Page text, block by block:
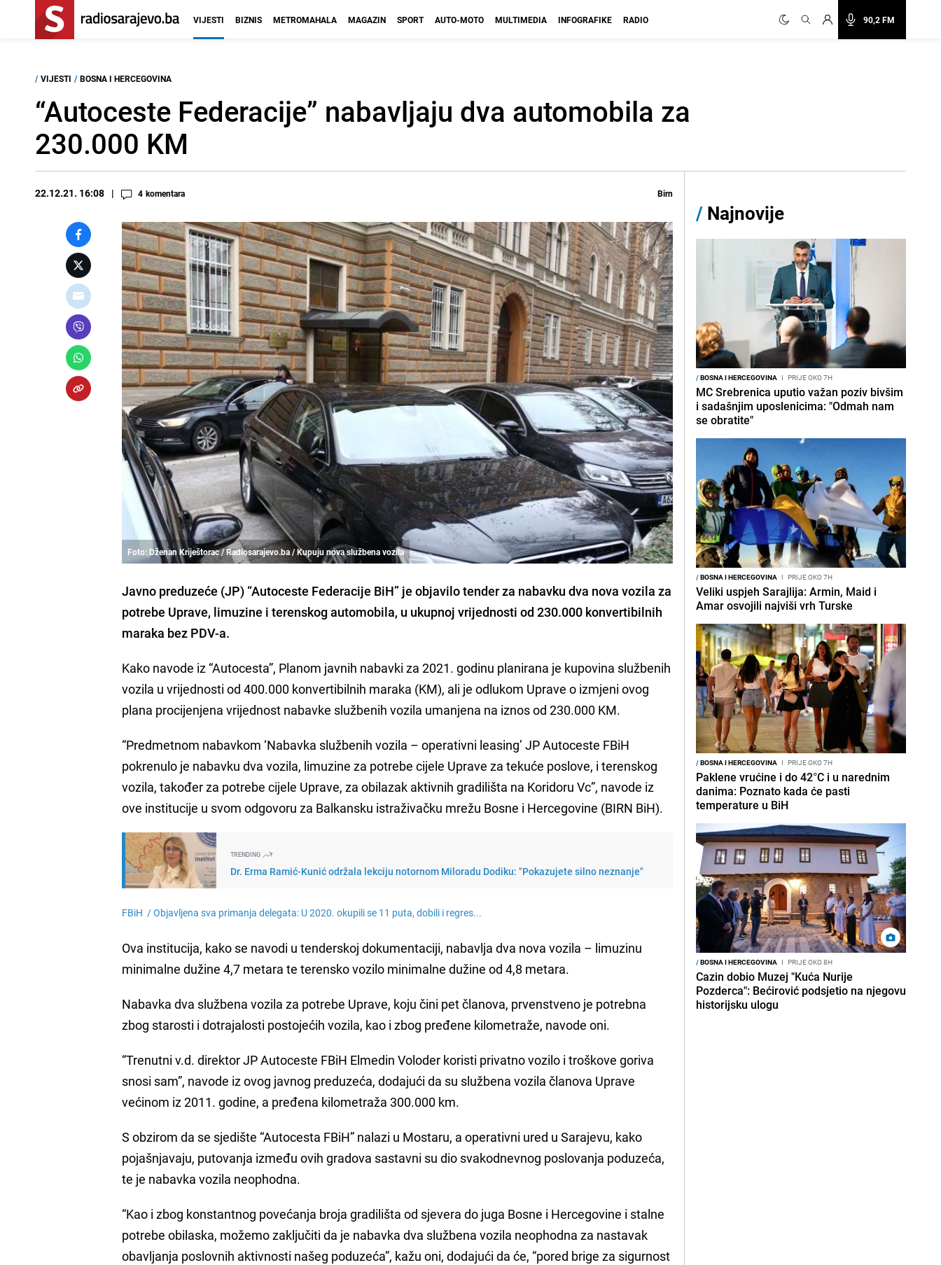
90,2 FM
VIJESTI BIZNIS METROMAHALA MAGAZIN SPORT AUTO-MOTO MULTIMEDIA INFOGRAFIKE RADIO
/ VIJESTI / BOSNA I HERCEGOVINA
“Autoceste Federacije” nabavljaju dva automobila za
230.000 KM
22.12.21. 16:08 4 komentara Birn
Foto: Dženan Kriještorac / Radiosarajevo.ba / Kupuju nova službena vozila
Javno preduzeće (JP) “Autoceste Federacije BiH” je objavilo tender za nabavku dva nova vozila za
potrebe Uprave, limuzine i terenskog automobila, u ukupnoj vrijednosti od 230.000 konvertibilnih
maraka bez PDV-a.
Kako navode iz “Autocesta”, Planom javnih nabavki za 2021. godinu planirana je kupovina službenih
vozila u vrijednosti od 400.000 konvertibilnih maraka (KM), ali je odlukom Uprave o izmjeni ovog
plana procijenjena vrijednost nabavke službenih vozila umanjena na iznos od 230.000 KM.
“Predmetnom nabavkom ‘Nabavka službenih vozila – operativni leasing’ JP Autoceste FBiH
pokrenulo je nabavku dva vozila, limuzine za potrebe cijele Uprave za tekuće poslove, i terenskog
vozila, također za potrebe cijele Uprave, za obilazak aktivnih gradilišta na Koridoru Vc”, navode iz
ove institucije u svom odgovoru za Balkansku istraživačku mrežu Bosne i Hercegovine (BIRN BiH).
TRENDING
Dr. Erma Ramić-Kunić održala lekciju notornom Miloradu Dodiku: "Pokazujete silno neznanje"
FBiH /Objavljena sva primanja delegata: U 2020. okupili se 11 puta, dobili i regres...
Ova institucija, kako se navodi u tenderskoj dokumentaciji, nabavlja dva nova vozila – limuzinu
minimalne dužine 4,7 metara te terensko vozilo minimalne dužine od 4,8 metara.
Nabavka dva službena vozila za potrebe Uprave, koju čini pet članova, prvenstveno je potrebna
zbog starosti i dotrajalosti postojećih vozila, kao i zbog pređene kilometraže, navode oni.
“Trenutni v.d. direktor JP Autoceste FBiH Elmedin Voloder koristi privatno vozilo i troškove goriva
snosi sam”, navode iz ovog javnog preduzeća, dodajući da su službena vozila članova Uprave
većinom iz 2011. godine, a pređena kilometraža 300.000 km.
S obzirom da se sjedište “Autocesta FBiH” nalazi u Mostaru, a operativni ured u Sarajevu, kako
pojašnjavaju, putovanja između ovih gradova sastavni su dio svakodnevnog poslovanja poduzeća,
te je nabavka vozila neophodna.
“Kao i zbog konstantnog povećanja broja gradilišta od sjevera do juga Bosne i Hercegovine i stalne
potrebe obilaska, možemo zaključiti da je nabavka dva službena vozila neophodna za nastavak
obavljanja poslovnih aktivnosti našeg poduzeća”, kažu oni, dodajući da će, “pored brige za sigurnost
/ Najnovije
/BOSNA I HERCEGOVINA I PRIJE OKO 7H
MC Srebrenica uputio važan poziv bivšim
i sadašnjim uposlenicima: "Odmah nam
se obratite"
/BOSNA I HERCEGOVINA I PRIJE OKO 7H
Veliki uspjeh Sarajlija: Armin, Maid i
Amar osvojili najviši vrh Turske
/BOSNA I HERCEGOVINA I PRIJE OKO 7H
Paklene vrućine i do 42°C i u narednim
danima: Poznato kada će pasti
temperature u BiH
/BOSNA I HERCEGOVINA I PRIJE OKO 8H
Cazin dobio Muzej "Kuća Nurije
Pozderca": Bećirović podsjetio na njegovu
historijsku ulogu